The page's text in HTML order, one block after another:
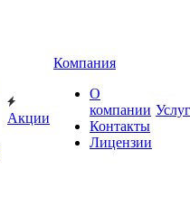
Акции
Компания
О
компании
Контакты
Лицензии